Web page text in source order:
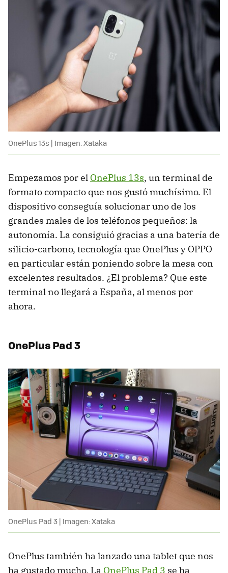
OnePlus 13s | Imagen: Xataka
Empezamos por el OnePlus 13s, un terminal de
formato compacto que nos gustó muchísimo. El
dispositivo conseguía solucionar uno de los
grandes males de los teléfonos pequeños: la
autonomía. La consiguió gracias a una batería de
silicio-carbono, tecnología que OnePlus y OPPO
en particular están poniendo sobre la mesa con
excelentes resultados. ¿El problema? Que este
terminal no llegará a España, al menos por
ahora.
OnePlus Pad 3
OnePlus Pad 3 | Imagen: Xataka
OnePlus también ha lanzado una tablet que nos
ha gustado mucho. La OnePlus Pad 3 se ha